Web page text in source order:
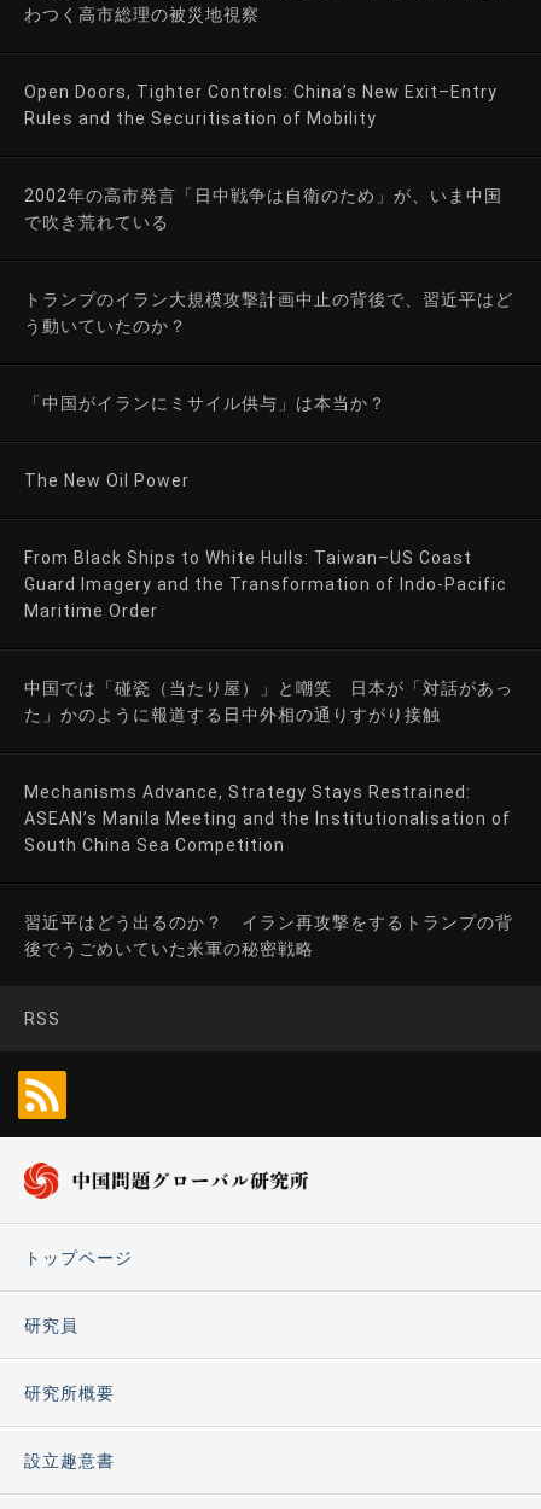
わつく高市総理の被災地視察
Open Doors, Tighter Controls: China’s New Exit–Entry
Rules and the Securitisation of Mobility
2002年の高市発言「日中戦争は自衛のため」が、いま中国
で吹き荒れている
トランプのイラン大規模攻撃計画中止の背後で、習近平はど
う動いていたのか？
「中国がイランにミサイル供与」は本当か？
The New Oil Power
From Black Ships to White Hulls: Taiwan–US Coast
Guard Imagery and the Transformation of Indo-Pacific
Maritime Order
中国では「碰瓷（当たり屋）」と嘲笑 日本が「対話があっ
た」かのように報道する日中外相の通りすがり接触
Mechanisms Advance, Strategy Stays Restrained:
ASEAN’s Manila Meeting and the Institutionalisation of
South China Sea Competition
習近平はどう出るのか？ イラン再攻撃をするトランプの背
後でうごめいていた米軍の秘密戦略
RSS
トップページ
研究員
研究所概要
設立趣意書